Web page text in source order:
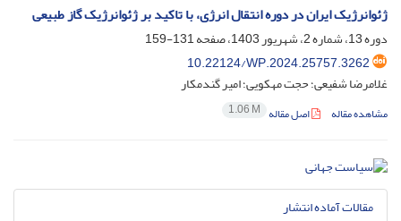
ژئوانرژیک ایران در دوره انتقال انرژی، با تاکید بر ژئوانرژیک گاز طبیعی
دوره 13، شماره 2، شهریور 1403، صفحه
131-159
10.22124/WP.2024.25757.3262
غلامرضا شفیعی؛ حجت مهکویی؛ امیر گندمکار
مشاهده مقاله اصل مقاله 1.06 M
مقالات آماده انتشار